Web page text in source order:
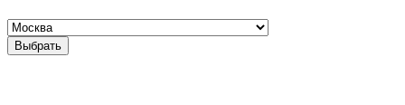
Выбрать